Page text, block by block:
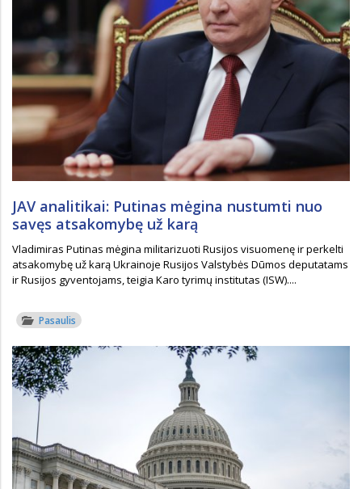
JAV analitikai: Putinas mėgina nustumti nuo
savęs atsakomybę už karą
Vladimiras Putinas mėgina militarizuoti Rusijos visuomenę ir perkelti
atsakomybę už karą Ukrainoje Rusijos Valstybės Dūmos deputatams
ir Rusijos gyventojams, teigia Karo tyrimų institutas (ISW)....
Pasaulis